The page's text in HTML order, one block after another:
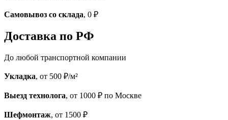
Самовывоз со склада, 0 ₽
Доставка по РФ
До любой транспортной компании
Укладка, от 500 ₽/м²
Выезд технолога, от 1000 ₽ по Москве
Шефмонтаж, от 1500 ₽